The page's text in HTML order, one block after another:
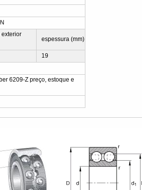
exterior
espessura (mm)
19
6209-Z preço, estoque e